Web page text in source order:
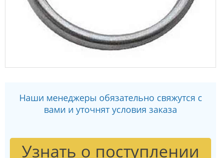
Наши менеджеры обязательно свяжутся с
вами и уточнят условия заказа
Узнать о поступлении